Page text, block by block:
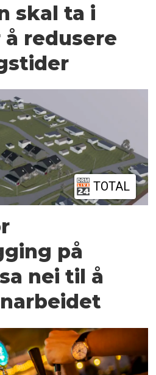
skal ta i
redusere
TOTAL
på
nei til å